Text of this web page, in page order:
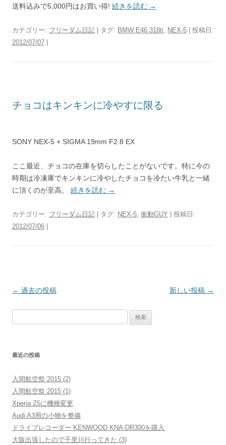
送料込みで5,000円はお買い得! 続きを読む →
カテゴリー: フリーダム日記 | タグ: BMW E46 318ti, NEX-5 | 投稿日:
2012/07/07
チョコはキンキンに冷やすに限る
SONY NEX-5 + SIGMA 19mm F2.8 EX
ここ最近、チョコの在庫を切らしたことがないです。特に今の
時期は冷凍庫でキンキンに冷やしたチョコを冷たい牛乳と一緒
に頂くのが至高。 続きを読む →
カテゴリー: フリーダム日記 | タグ: NEX-5, 衝動GUY | 投稿日:
2012/07/06
投
シ
ョ
ン
← 過去の投稿 新しい投稿 →
最近の投稿
入間航空祭 2015 (2)
入間航空祭 2015 (1)
Xperia Z5に機種変更
Audi A3用の小物を整備
ドライブレコーダー KENWOOD KNA-DR300を購入
大阪出張したので千里川行ってきた (3)